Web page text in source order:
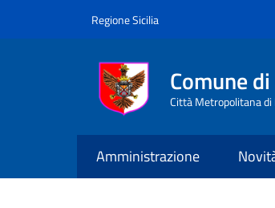
Regione Sicilia
Comune
Città Metropolitana
Amministrazione